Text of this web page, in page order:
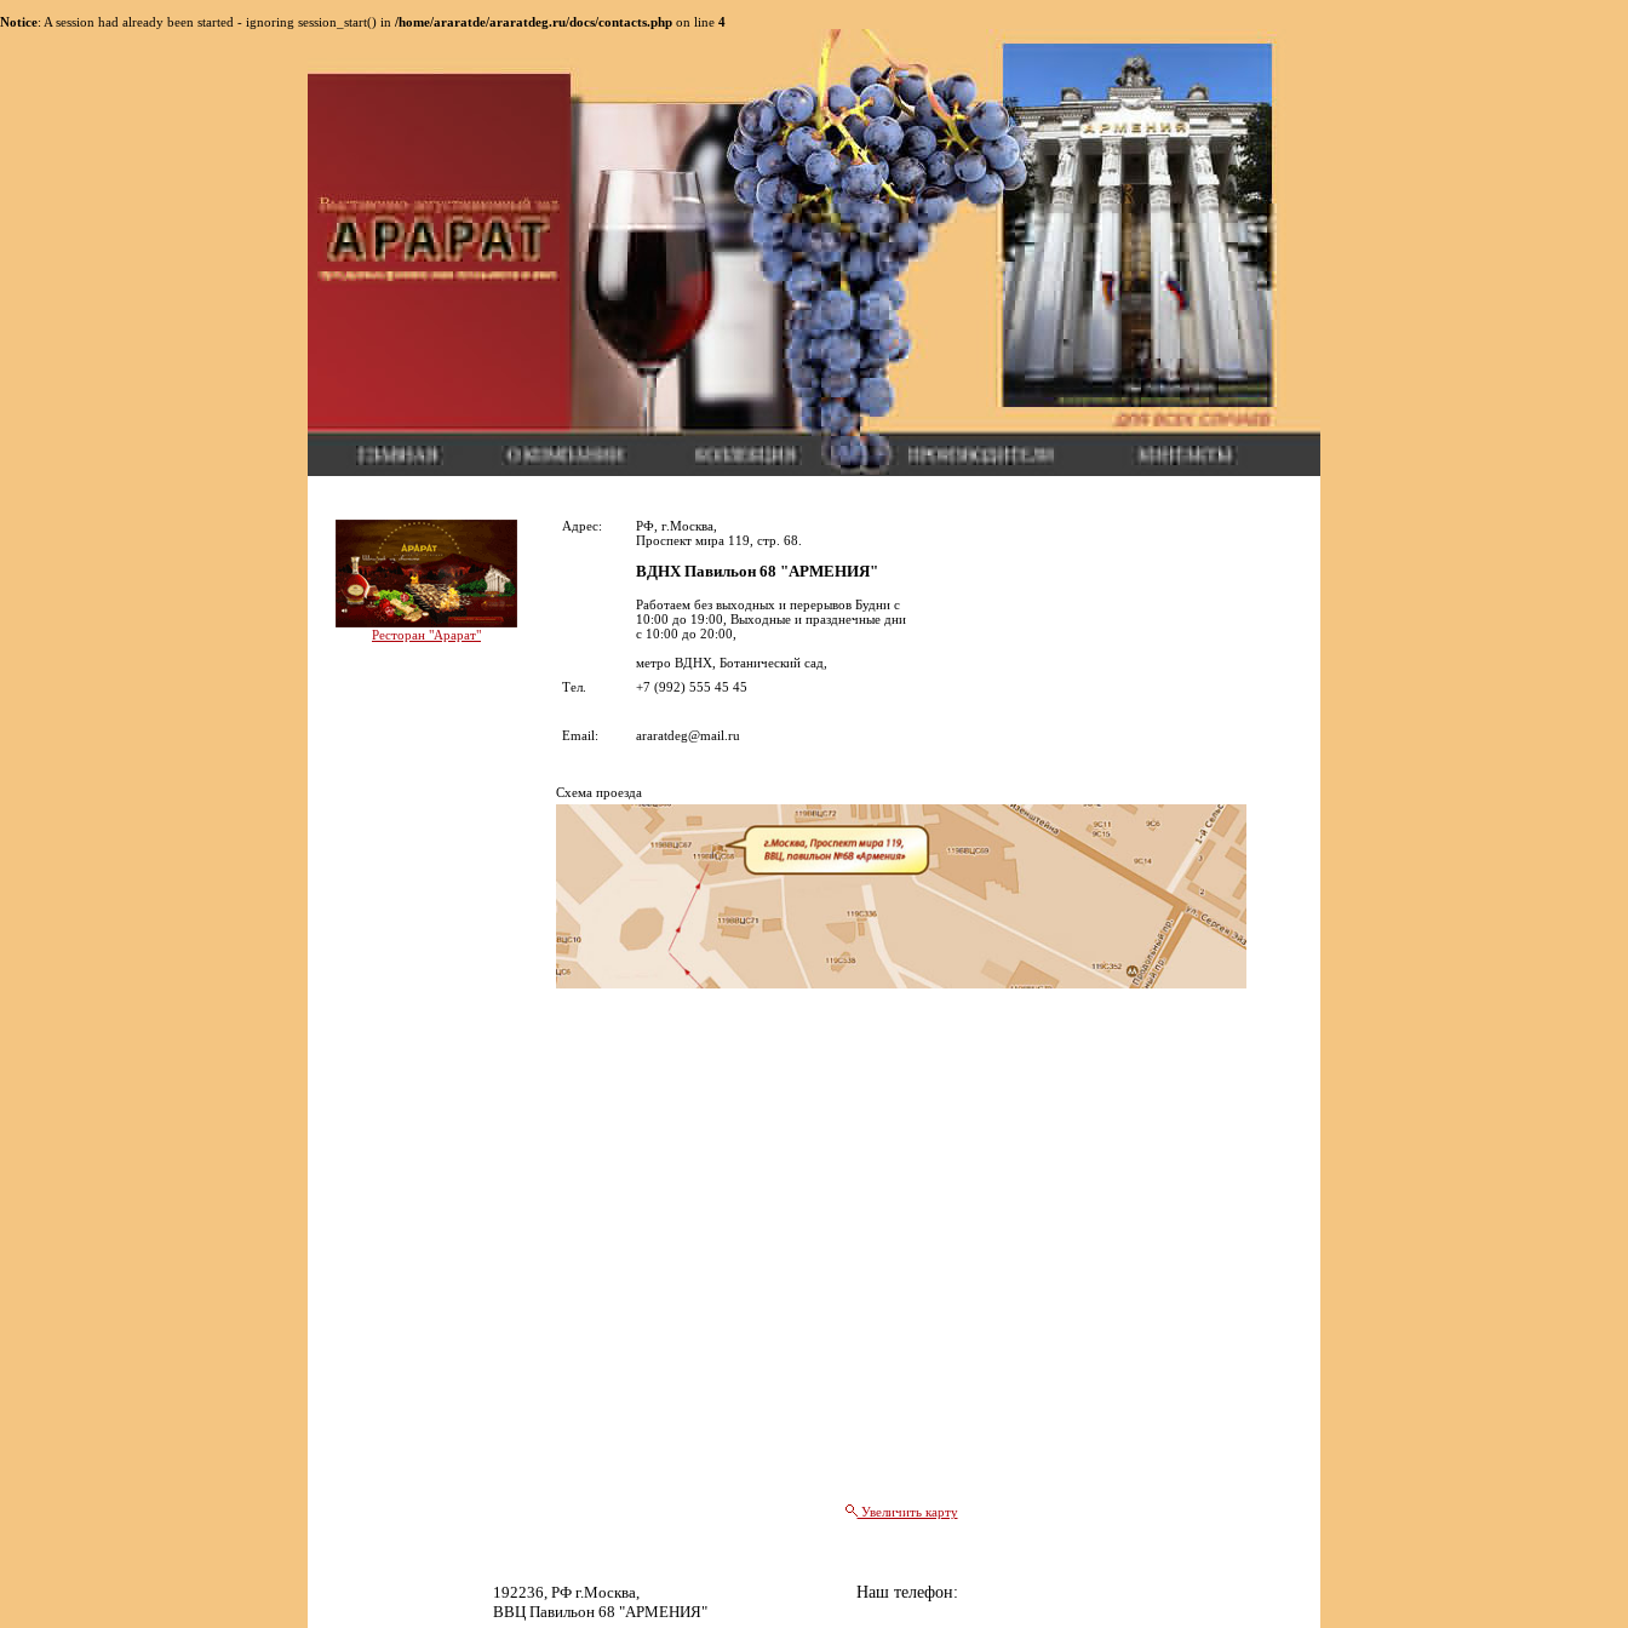
Notice: A session had already been started - ignoring session_start() in /home/araratde/araratdeg.ru/docs/contacts.php on line 4
Ресторан "Арарат"
Адрес:
РФ, г.Москва,
Проспект мира 119, стр. 68.
ВДНХ Павильон 68 "АРМЕНИЯ"
Работаем без выходных и перерывов Будни с
10:00 до 19:00, Выходные и празднечные дни
с 10:00 до 20:00,
метро ВДНХ, Ботанический сад,
Тел.
+7 (992) 555 45 45
Email: araratdeg@mail.ru
Cхема проезда
Увеличить карту
192236, РФ г.Москва,
ВВЦ Павильон 68 "АРМЕНИЯ"
Наш телефон: